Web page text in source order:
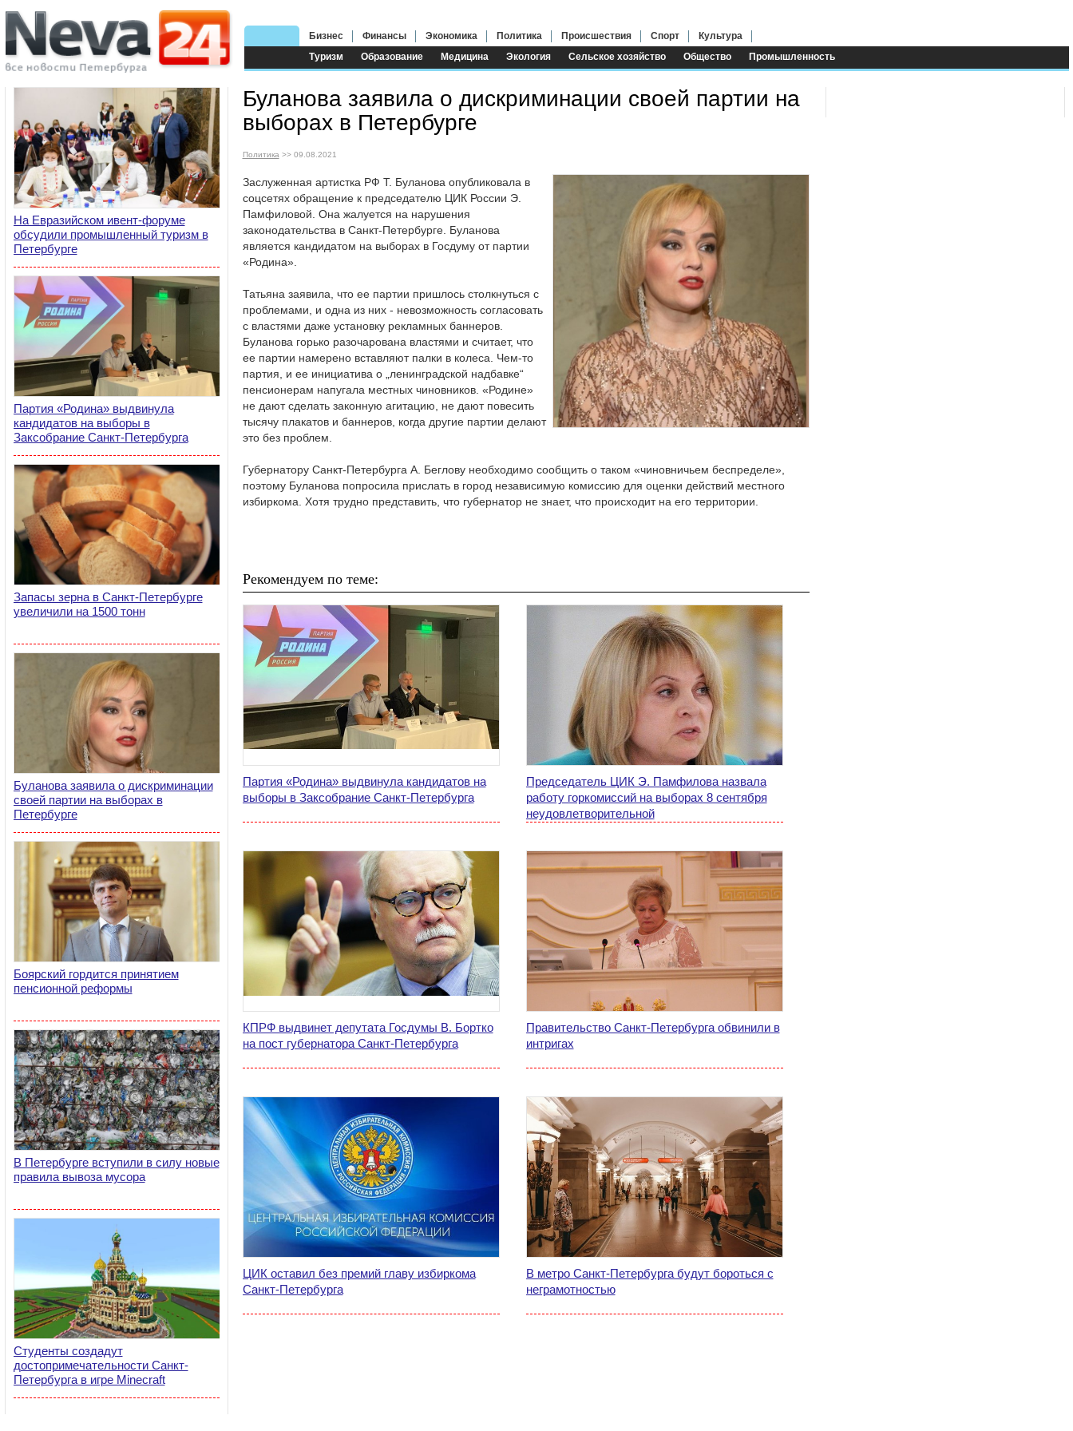
Туризм Образование Медицина Экология Сельское хозяйство Общество Промышленность
Бизнес Финансы Экономика Политика Происшествия Спорт Культура
На Евразийском ивент-форуме
обсудили промышленный туризм в
Петербурге
Партия «Родина» выдвинула
кандидатов на выборы в
Заксобрание Санкт-Петербурга
Запасы зерна в Санкт-Петербурге
увеличили на 1500 тонн
Буланова заявила о дискриминации
своей партии на выборах в
Петербурге
Боярский гордится принятием
пенсионной реформы
В Петербурге вступили в силу новые
правила вывоза мусора
Студенты создадут
достопримечательности Санкт-
Петербурга в игре Minecraft
Буланова заявила о дискриминации своей партии на
выборах в Петербурге
Политика >> 09.08.2021
Заслуженная артистка РФ Т. Буланова опубликовала в
соцсетях обращение к председателю ЦИК России Э.
Памфиловой. Она жалуется на нарушения
законодательства в Санкт-Петербурге. Буланова
является кандидатом на выборах в Госдуму от партии
«Родина».
Татьяна заявила, что ее партии пришлось столкнуться с
проблемами, и одна из них - невозможность согласовать
с властями даже установку рекламных баннеров.
Буланова горько разочарована властями и считает, что
ее партии намерено вставляют палки в колеса. Чем-то
партия, и ее инициатива о „ленинградской надбавке“
пенсионерам напугала местных чиновников. «Родине»
не дают сделать законную агитацию, не дают повесить
тысячу плакатов и баннеров, когда другие партии делают
это без проблем.
Губернатору Санкт-Петербурга А. Беглову необходимо сообщить о таком «чиновничьем беспределе»,
поэтому Буланова попросила прислать в город независимую комиссию для оценки действий местного
избиркома. Хотя трудно представить, что губернатор не знает, что происходит на его территории.
Рекомендуем по теме:
Партия «Родина» выдвинула кандидатов на
выборы в Заксобрание Санкт-Петербурга
Председатель ЦИК Э. Памфилова назвала
работу горкомиссий на выборах 8 сентября
неудовлетворительной
КПРФ выдвинет депутата Госдумы В. Бортко
на пост губернатора Санкт-Петербурга
Правительство Санкт-Петербурга обвинили в
интригах
ЦИК оставил без премий главу избиркома
Санкт-Петербурга
В метро Санкт-Петербурга будут бороться с
неграмотностью